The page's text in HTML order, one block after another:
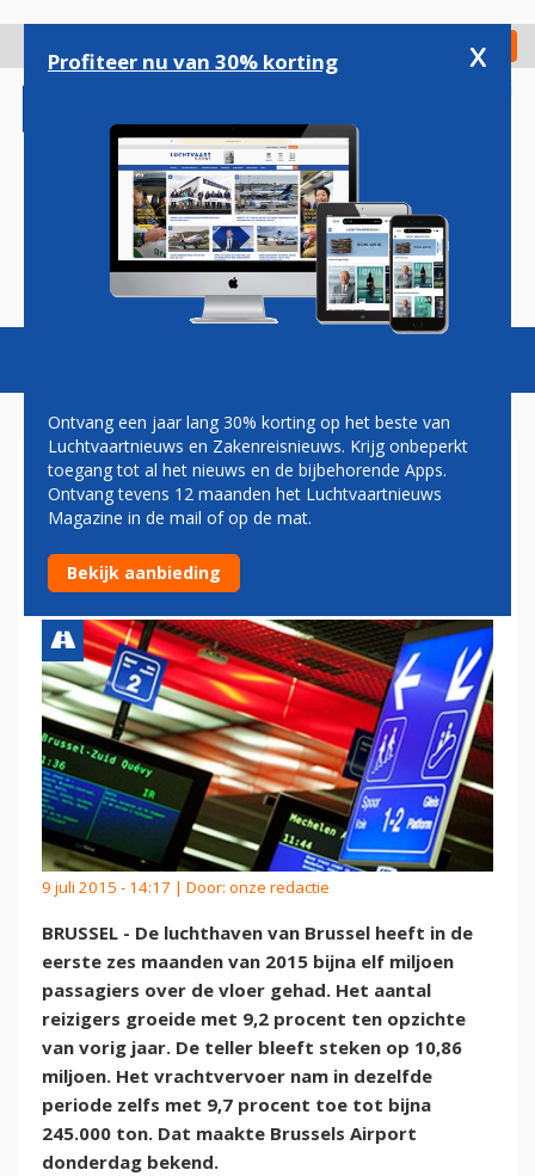
gaan
Check in
Magazine Podcasts Vacatures
VEEL MEER PASSAGIERS EN
VRACHT BRUSSELS AIRPORT
IN EERSTE HELFT 2015
9 juli 2015 - 14:17 | Door: onze redactie
BRUSSEL - De luchthaven van Brussel heeft in de
eerste zes maanden van 2015 bijna elf miljoen
passagiers over de vloer gehad. Het aantal
reizigers groeide met 9,2 procent ten opzichte
van vorig jaar. De teller bleeft steken op 10,86
miljoen. Het vrachtvervoer nam in dezelfde
periode zelfs met 9,7 procent toe tot bijna
245.000 ton. Dat maakte Brussels Airport
donderdag bekend.
Profiteer nu van 30% korting x
Ontvang een jaar lang 30% korting op het beste van
Luchtvaartnieuws en Zakenreisnieuws. Krijg onbeperkt
toegang tot al het nieuws en de bijbehorende Apps.
Ontvang tevens 12 maanden het Luchtvaartnieuws
Magazine in de mail of op de mat.
Bekijk aanbieding